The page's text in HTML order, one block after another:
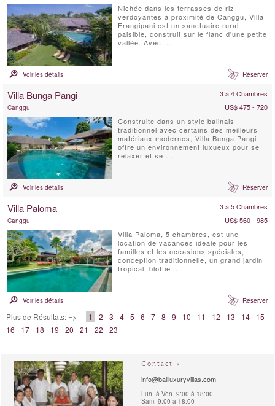
Nichée dans les terrasses de riz
verdoyantes à proximité de Canggu, Villa
Frangipani est un sanctuaire rural
paisible, construit sur le flanc d'une petite
vallée. Avec ...
Voir les détails Réserver
Villa Bunga Pangi 3 à 4 Chambres
Canggu
US$ 475 - 720
Construite dans un style balinais
traditionnel avec certains des meilleurs
matériaux modernes, Villa Bunga Pangi
offre un environnement luxueux pour se
relaxer et se ...
Voir les détails Réserver
Villa Paloma 3 à 5 Chambres
Canggu
US$ 560 - 985
Villa Paloma, 5 chambres, est une
location de vacances idéale pour les
familles et les occasions spéciales,
conception traditionnelle, un grand jardin
tropical, blottie ...
Voir les détails Réserver
Plus de Résultats: => 1 2 3 4 5 6 7 8 9 10 11 12 13 14
15
16
17 18 19 20 21 22 23
Contact »
info@baliluxuryvillas.com
Lun. à Ven. 9:00 à 18:00
Sam. 9:00 à 18:00